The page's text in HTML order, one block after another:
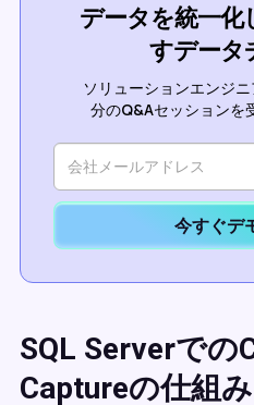
データを統一化
すデータ
ソリューションエンジ
分のQ&Aセッションを
今すぐデ
SQL Serverでの
Captureの仕組み